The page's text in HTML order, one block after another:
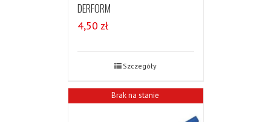
DERFORM
4,50 zł
Szczegóły
Brak na stanie